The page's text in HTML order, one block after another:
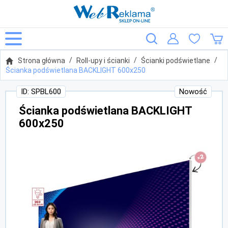
Strona główna Roll-upy i ścianki
Ścianki podświetlane
Ścianka podświetlana BACKLIGHT 600x250
Ścianka podświetlana BACKLIGHT
600x250
ID: SPBL600 Nowość